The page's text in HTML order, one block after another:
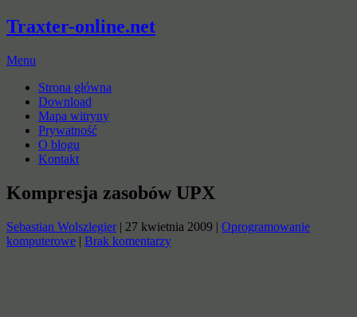
Traxter-online.net
Menu
Strona główna
Download
Mapa witryny
Prywatność
O blogu
Kontakt
Kompresja zasobów UPX
Sebastian Wolszlegier| 27 kwietnia 2009 | Oprogramowanie
komputerowe | Brak komentarzy